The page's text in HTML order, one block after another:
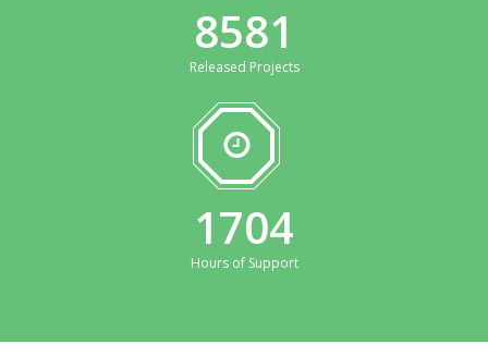
9272
Released Projects
1838
Hours of Support